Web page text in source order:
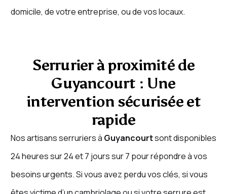
domicile, de votre entreprise, ou de vos locaux.
Serrurier à proximité de
Guyancourt : Une
intervention sécurisée et
rapide
Nos artisans serruriers à Guyancourtsont disponibles
24 heures sur 24 et 7 jours sur 7 pour répondre à vos
besoins urgents. Si vous avez perdu vos clés, si vous